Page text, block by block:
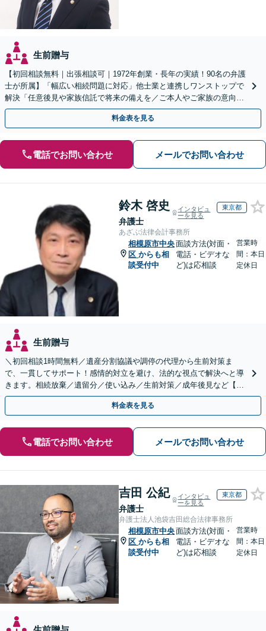
生前贈与
【初回相談無料｜出張相談可｜1972年創業・長年の実績！90名の弁護
士が所属】「幅広い相続問題に対応」他士業と連携しワンストップで
解決「任意後見や家族信託で将来の備えを／ご本人やご家族の意向を
最大限尊重しご提案」【休日・夜間相談可】
料金表を見る
電話でお問い合わせ メールでお問い合わせ
鈴木 啓史
弁護士
インタビュ
ーを見る
東京都
あざぶ法律会計事務所
相模原市中央
区 からも相
談受付中
面談方法(対面・
電話・ビデオな
ど)は応相談
営業時
間：本日
定休日
生前贈与
＼初回相談1時間無料／遺産分割協議や調停の代理から生前対策ま
で、一貫してサポート！感情的対立を避け、法的な視点で解決へと導
きます。相続放棄／遺留分／使い込み／生前対策／成年後見など【W
EB面談対応】
料金表を見る
電話でお問い合わせ メールでお問い合わせ
吉田 公紀
弁護士
インタビュ
ーを見る
東京都
弁護士法人池袋吉田総合法律事務所
相模原市中央
区 からも相
談受付中
面談方法(対面・
電話・ビデオな
ど)は応相談
営業時
間：本日
定休日